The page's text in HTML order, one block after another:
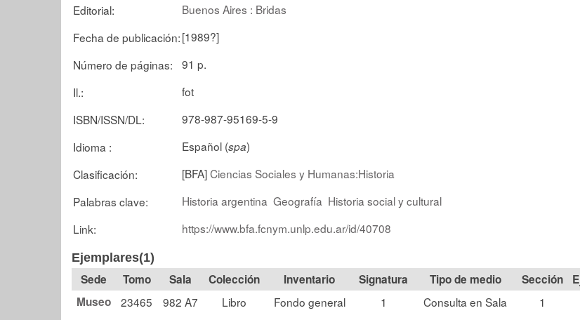
Editorial:
Buenos Aires : Bridas
Fecha de publicación:[1989?]
Número de páginas:
91 p.
Il.:
fot
ISBN/ISSN/DL:
978-987-95169-5-9
Idioma :
Español (spa)
Clasificación:
[BFA]Ciencias Sociales y Humanas:Historia
Palabras clave:
Historia argentina Geografía Historia social y cultural
Link:
https://www.bfa.fcnym.unlp.edu.ar/id/40708
Ejemplares(1)
Tomo Sala Colección Signatura Tipo de medio Sección
Museo
23465 982 A7 Libro Fondo general 1 Consulta en Sala 1